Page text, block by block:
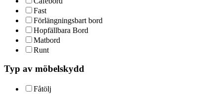
Fast
Förlängningsbart bord
Hopfällbara Bord
Matbord
Runt
Typ av möbelskydd
Fåtölj